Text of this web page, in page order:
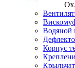
Водяной
Корпус